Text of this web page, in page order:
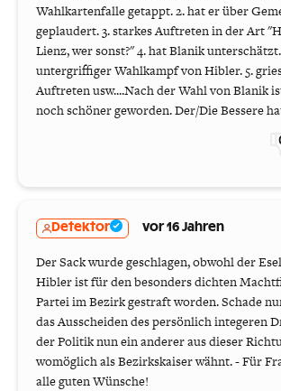
Wahlkartenfalle getappt. 2. hat er über
geplaudert. 3. starkes Auftreten in der Art
Lienz, wer sonst?" 4. hat Blanik
untergriffiger Wahlkampf von Hibler. 5.
Auftreten usw....Nach der Wahl von Blanik
noch schöner geworden. Der/Die Bessere
Detektor vor 16 Jahren
Der Sack wurde geschlagen, obwohl der
Hibler ist für den besonders dichten
Partei im Bezirk gestraft worden. Schade
das Ausscheiden des persönlich integeren
der Politik nun ein anderer aus dieser
womöglich als Bezirkskaiser wähnt. - Für
alle guten Wünsche!